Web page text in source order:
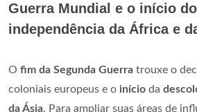
Guerra Mundial e o início
independência da África e
O fim da Segunda Guerra trouxe o
coloniais europeus e o início da
da Ásia. Para ampliar suas áreas de